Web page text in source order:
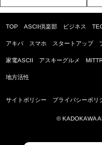
TOP ASCII倶楽部 ビジネス
アキバ スマホ スタートアップ
家電ASCII アスキーグルメ
地方活性
サイトポリシー プライバシーポリ
© KADOKAWA